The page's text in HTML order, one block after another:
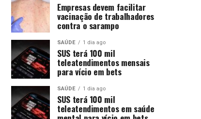
Empresas devem facilitar
vacinação de trabalhadores
contra o sarampo
SAÚDE 1 dia ago
SUS terá 100 mil
teleatendimentos mensais
para vício em bets
SAÚDE 1 dia ago
SUS terá 100 mil
teleatendimentos em saúde